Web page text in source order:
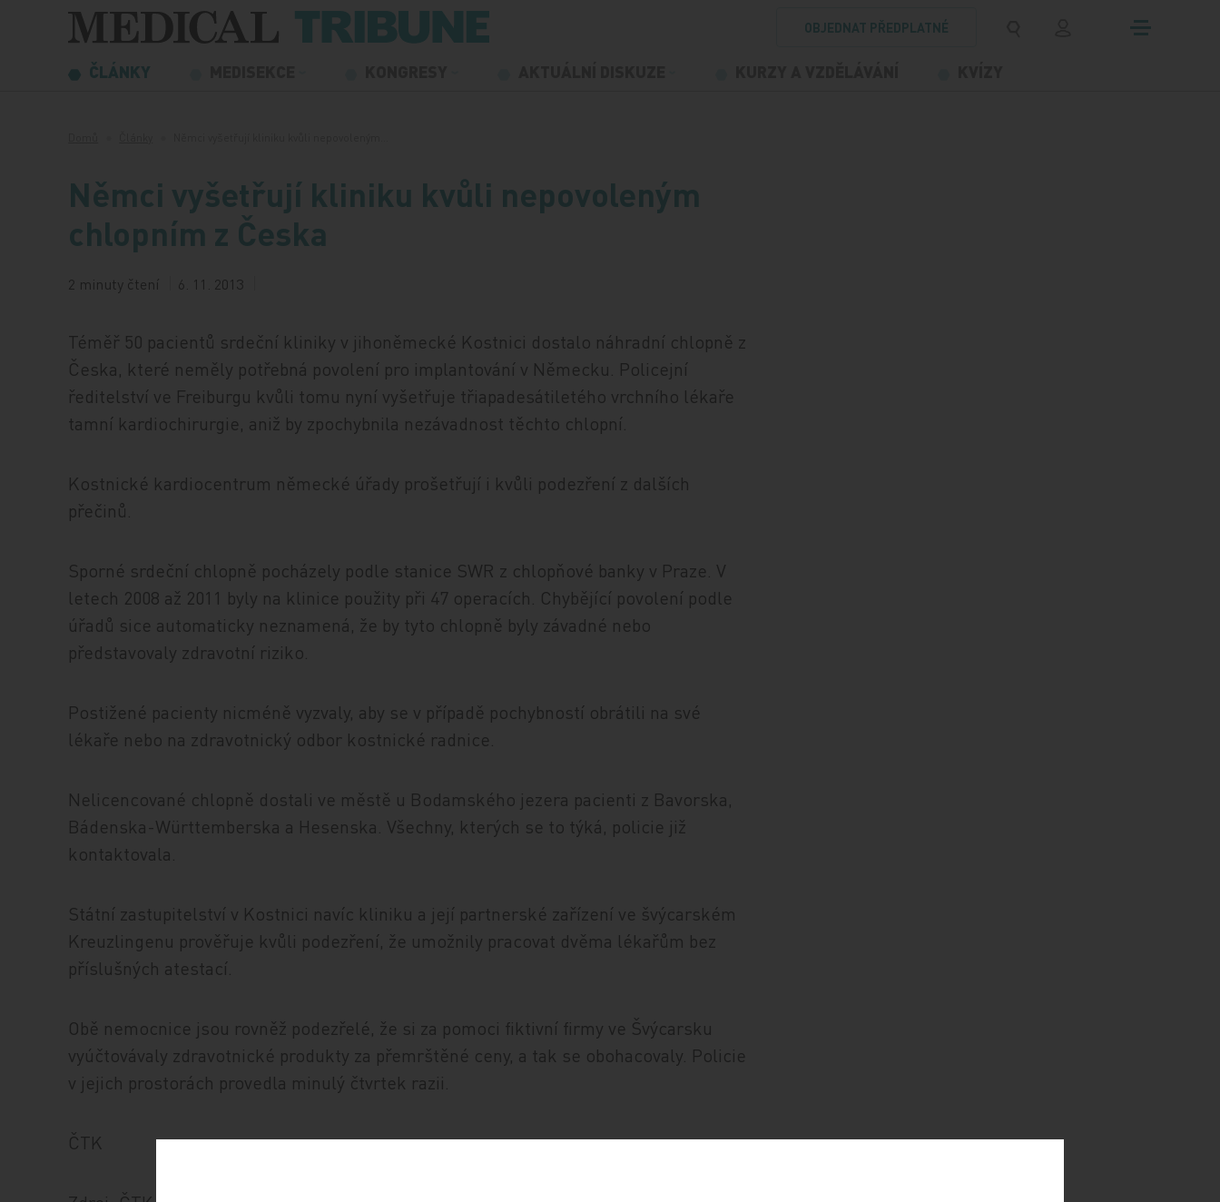
Přeskočit na obsah
OBJEDNAT PŘEDPLATNÉ
ČLÁNKY
Němci vyšetřují kliniku kvůli nepovoleným
chlopním z Česka
2 minuty čtení 6. 11. 2013
Téměř 50 pacientů srdeční kliniky v jihoněmecké Kostnici dostalo náhradní chlopně z
Česka, které neměly potřebná povolení pro implantování v Německu. Policejní
ředitelství ve Freiburgu kvůli tomu nyní vyšetřuje třiapadesátiletého vrchního lékaře
tamní kardiochirurgie, aniž by zpochybnila nezávadnost těchto chlopní.
Kostnické kardiocentrum německé úřady prošetřují i kvůli podezření z dalších
přečinů.
Sporné srdeční chlopně pocházely podle stanice SWR z chlopňové banky v Praze. V
letech 2008 až 2011 byly na klinice použity při 47 operacích. Chybějící povolení podle
úřadů sice automaticky neznamená, že by tyto chlopně byly závadné nebo
představovaly zdravotní riziko.
Postižené pacienty nicméně vyzvaly, aby se v případě pochybností obrátili na své
lékaře nebo na zdravotnický odbor kostnické radnice.
Nelicencované chlopně dostali ve městě u Bodamského jezera pacienti z Bavorska,
Bádenska-Württemberska a Hesenska. Všechny, kterých se to týká, policie již
kontaktovala.
Státní zastupitelství v Kostnici navíc kliniku a její partnerské zařízení ve švýcarském
Kreuzlingenu prověřuje kvůli podezření, že umožnily pracovat dvěma lékařům bez
příslušných atestací.
Obě nemocnice jsou rovněž podezřelé, že si za pomoci fiktivní firmy ve Švýcarsku
vyúčtovávaly zdravotnické produkty za přemrštěné ceny, a tak se obohacovaly. Policie
v jejich prostorách provedla minulý čtvrtek razii.
ČTK